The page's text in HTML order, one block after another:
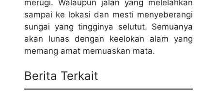
merugi. Walaupun jalan yang melelahkan
sampai ke lokasi dan mesti menyeberangi
sungai yang tingginya selutut. Semuanya
akan lunas dengan keelokan alam yang
memang amat memuaskan mata.
Berita Terkait